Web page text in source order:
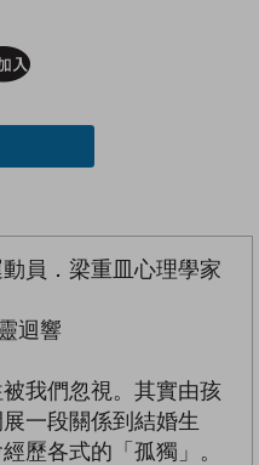
員．梁重皿心理學家
迴響
我們忽視。其實由孩
一段關係到結婚生
歷各式的「孤獨」。